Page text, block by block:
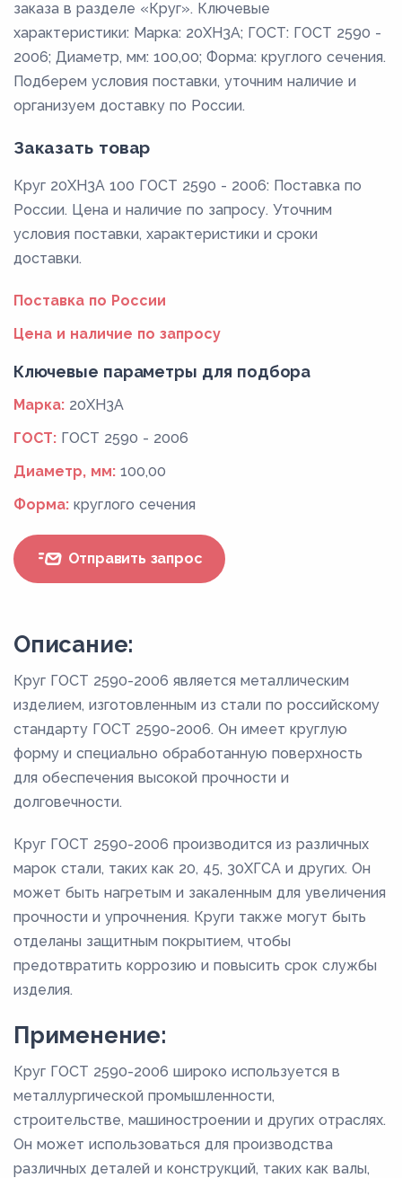
заказа в разделе «Круг». Ключевые
характеристики: Марка: 20ХН3А; ГОСТ: ГОСТ 2590 -
2006; Диаметр, мм: 100,00; Форма: круглого сечения.
Подберем условия поставки, уточним наличие и
организуем доставку по России.
Заказать товар
Круг 20ХН3А 100 ГОСТ 2590 - 2006: Поставка по
России. Цена и наличие по запросу. Уточним
условия поставки, характеристики и сроки
доставки.
Поставка по России
Цена и наличие по запросу
Ключевые параметры для подбора
Марка: 20ХН3А
ГОСТ: ГОСТ 2590 - 2006
Диаметр, мм: 100,00
Форма: круглого сечения
Отправить запрос
Описание:
Круг ГОСТ 2590-2006 является металлическим
изделием, изготовленным из стали по российскому
стандарту ГОСТ 2590-2006. Он имеет круглую
форму и специально обработанную поверхность
для обеспечения высокой прочности и
долговечности.
Круг ГОСТ 2590-2006 производится из различных
марок стали, таких как 20, 45, 30ХГСА и других. Он
может быть нагретым и закаленным для увеличения
прочности и упрочнения. Круги также могут быть
отделаны защитным покрытием, чтобы
предотвратить коррозию и повысить срок службы
изделия.
Применение:
Круг ГОСТ 2590-2006 широко используется в
металлургической промышленности,
строительстве, машиностроении и других отраслях.
Он может использоваться для производства
различных деталей и конструкций, таких как валы,